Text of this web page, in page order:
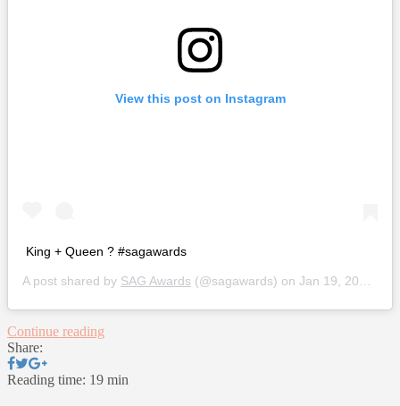
View this post on Instagram
King + Queen ? #sagawards
A post shared by SAG Awards (@sagawards) on Jan 19, 2020 at 8:05pm PST
Continue reading
Share:
Reading time: 19 min